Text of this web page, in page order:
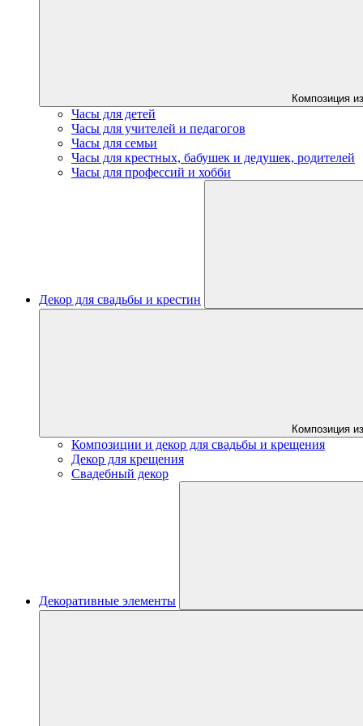
Композиция
Часы для детей
Часы для учителей и педагогов
Часы для семьи
Часы для крестных, бабушек и дедушек, родителей
Часы для профессий и хобби
Декор для свадьбы и крестин
Композиция
Композиции и декор для свадьбы и крещения
Декор для крещения
Свадебный декор
Декоративные элементы